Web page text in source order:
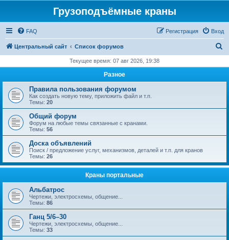
Грузоподъёмные краны
FAQ Вход
Регистрация
Центральный сайт Список форумов
с
Текущее время: 07 авг 2026, 19:38
Разное
Правила пользования форумом
Как создать новую тему, приложить файл и т.п.
Темы: 20
Общий форум
Форум на любые темы связанные с кранами.
Темы: 56
Доска объявлений
Поиск / предложение услуг, механизмов, деталей и т.п. для кранов
Темы: 26
Краны портальные
Альбатрос
Чертежи, электросхемы, общение...
Темы: 86
Ганц 5/6–30
Чертежи, электросхемы, общение...
Темы: 33